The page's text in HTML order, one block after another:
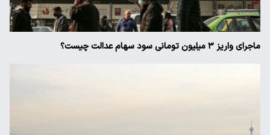
ماجرای واریز ۳ میلیون تومانی سود سهام عدالت چیست؟